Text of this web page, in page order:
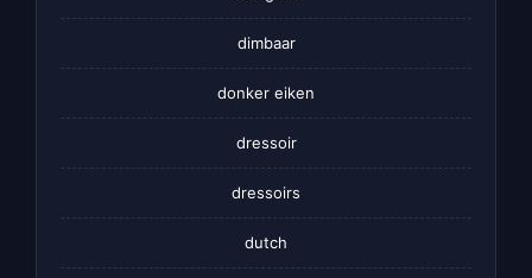
dimbaar
donker eiken
dressoir
dressoirs
dutch